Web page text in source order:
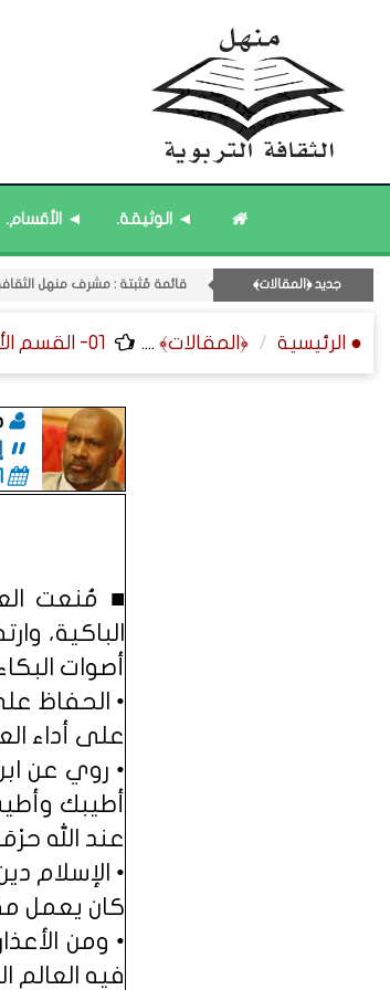
◄ الوثيقة. ◄ الأقسام.
جديد ﴿المقالات﴾
قائمة مُحدَّثة : حديث الساعة.
11- القسم الحادي عشر : ﴿اللقاءات الشخصية - الثقافة المتسلسلة﴾.
قائمة مُحدَّثة : من ﴿جديد﴾
قائمة مُثبتة : إدارة منهل الثقافة
قائمة مُثبتة : مشرف منهل الثقافة
● الرئيسية ﴿المقالات﴾ .... 01- القسم الأول : الثقافة ﴿الإسلامية - الأسرية - المجتمعية﴾.
■ مُنعت
الباكية،
أصوات
• الحفاظ
على أداء
• روي عن
أطيبك
عند الله
• الإسلام
كان يعمل
• ومن
فيه العالم